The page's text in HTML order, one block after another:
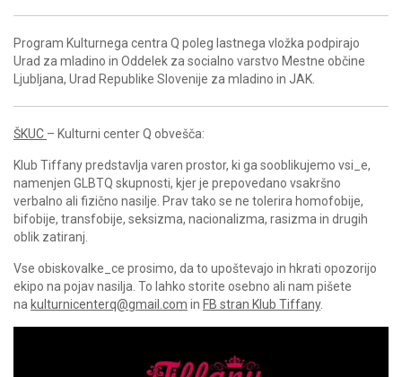
Program Kulturnega centra Q poleg lastnega vložka podpirajo
Urad za mladino in Oddelek za socialno varstvo Mestne občine
Ljubljana, Urad Republike Slovenije za mladino in JAK.
ŠKUC – Kulturni center Q obvešča:
Klub Tiffany predstavlja varen prostor, ki ga sooblikujemo vsi_e,
namenjen GLBTQ skupnosti, kjer je prepovedano vsakršno
verbalno ali fizično nasilje. Prav tako se ne tolerira homofobije,
bifobije, transfobije, seksizma, nacionalizma, rasizma in drugih
oblik zatiranj.
Vse obiskovalke_ce prosimo, da to upoštevajo in hkrati opozorijo
ekipo na pojav nasilja. To lahko storite osebno ali nam pišete
na kulturnicenterq@gmail.com in FB stran Klub Tiffany.